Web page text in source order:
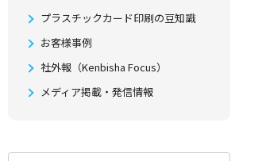
プラスチックカード印刷の豆知識
お客様事例
社外報（Kenbisha Focus）
メディア掲載・発信情報